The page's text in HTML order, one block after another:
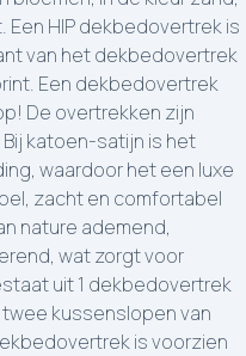
HIP dekbedovertrek is
van het dekbedovertrek
Een dekbedovertrek
De overtrekken zijn
katoen-satijn is het
waardoor het een luxe
zacht en comfortabel
nature ademend,
wat zorgt voor
uit 1 dekbedovertrek
kussenslopen van
is voorzien